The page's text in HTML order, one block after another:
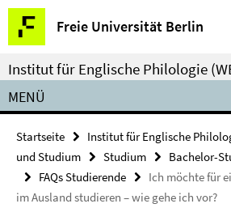
Springe
direkt
zu
Inhalt
Freie Universität Berlin
Service-
Navigation
Institut für Englische Philologie
MENÜ
Startseite Institut für Englische
und Studium
Studium
Bachelor-
FAQs Studierende
Ich möchte für
im Ausland studieren – wie gehe ich vor?